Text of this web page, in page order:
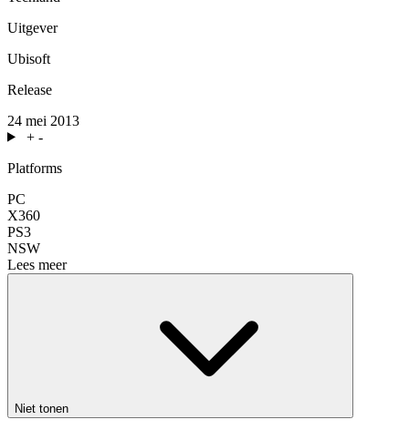
Uitgever
Ubisoft
Release
24 mei 2013
+ -
Platforms
PC
X360
PS3
NSW
Lees meer
Niet tonen